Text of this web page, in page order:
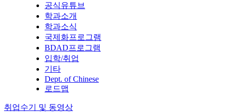
공식유튜브
학과소개
학과소식
국제화프로그램
BDAD프로그램
입학/취업
기타
Dept. of Chinese
로드맵
취업수기 및 동영상